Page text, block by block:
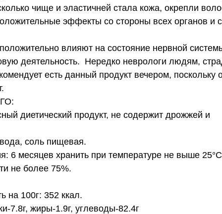
чище и эластичней стала кожа, окрепли
эффекты со стороны всех органов и
деятельность.  Нередко неврологи людям,
есть данный продукт вечером, поскольку
ИТОГО:
диетический продукт, не содержит дрожжей и
соль пищевая.
6 месяцев хранить при температуре не выше
не более 75%.
на 100г: 352 ккал.
7.8г, жиры-1.9г, углеводы-82.4г